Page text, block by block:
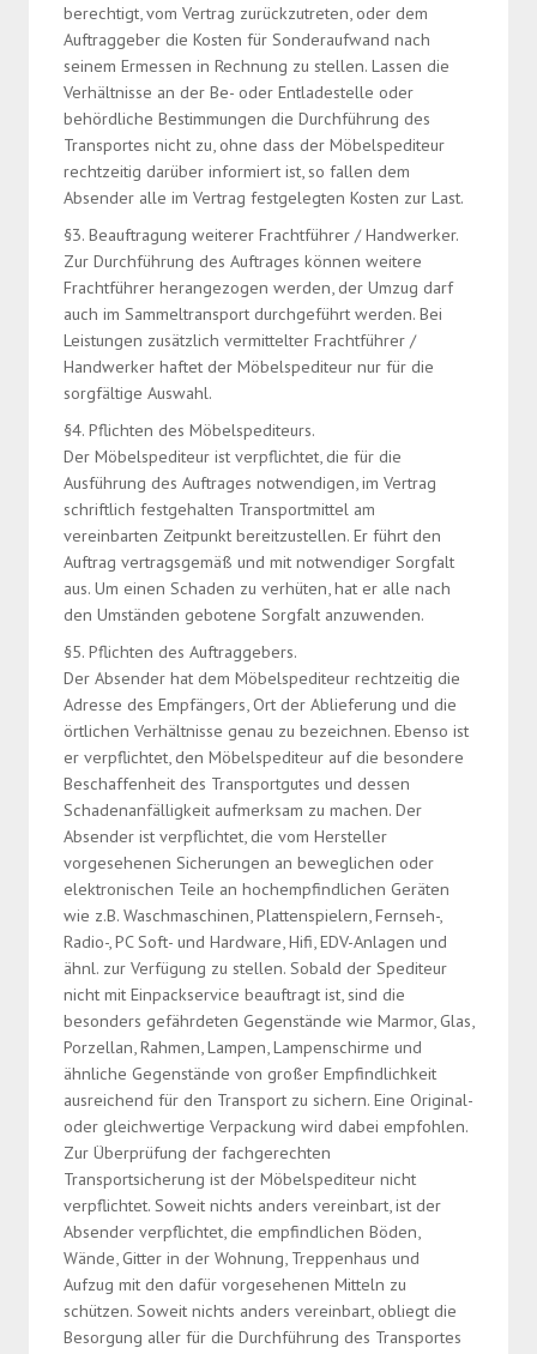
berechtigt, vom Vertrag zurückzutreten, oder dem
Auftraggeber die Kosten für Sonderaufwand nach
seinem Ermessen in Rechnung zu stellen. Lassen die
Verhältnisse an der Be- oder Entladestelle oder
behördliche Bestimmungen die Durchführung des
Transportes nicht zu, ohne dass der Möbelspediteur
rechtzeitig darüber informiert ist, so fallen dem
Absender alle im Vertrag festgelegten Kosten zur Last.
§3. Beauftragung weiterer Frachtführer / Handwerker.
Zur Durchführung des Auftrages können weitere
Frachtführer herangezogen werden, der Umzug darf
auch im Sammeltransport durchgeführt werden. Bei
Leistungen zusätzlich vermittelter Frachtführer /
Handwerker haftet der Möbelspediteur nur für die
sorgfältige Auswahl.
§4. Pflichten des Möbelspediteurs.
Der Möbelspediteur ist verpflichtet, die für die
Ausführung des Auftrages notwendigen, im Vertrag
schriftlich festgehalten Transportmittel am
vereinbarten Zeitpunkt bereitzustellen. Er führt den
Auftrag vertragsgemäß und mit notwendiger Sorgfalt
aus. Um einen Schaden zu verhüten, hat er alle nach
den Umständen gebotene Sorgfalt anzuwenden.
§5. Pflichten des Auftraggebers.
Der Absender hat dem Möbelspediteur rechtzeitig die
Adresse des Empfängers, Ort der Ablieferung und die
örtlichen Verhältnisse genau zu bezeichnen. Ebenso ist
er verpflichtet, den Möbelspediteur auf die besondere
Beschaffenheit des Transportgutes und dessen
Schadenanfälligkeit aufmerksam zu machen. Der
Absender ist verpflichtet, die vom Hersteller
vorgesehenen Sicherungen an beweglichen oder
elektronischen Teile an hochempfindlichen Geräten
wie z.B. Waschmaschinen, Plattenspielern, Fernseh-,
Radio-, PC Soft- und Hardware, Hifi, EDV-Anlagen und
ähnl. zur Verfügung zu stellen. Sobald der Spediteur
nicht mit Einpackservice beauftragt ist, sind die
besonders gefährdeten Gegenstände wie Marmor, Glas,
Porzellan, Rahmen, Lampen, Lampenschirme und
ähnliche Gegenstände von großer Empfindlichkeit
ausreichend für den Transport zu sichern. Eine Original-
oder gleichwertige Verpackung wird dabei empfohlen.
Zur Überprüfung der fachgerechten
Transportsicherung ist der Möbelspediteur nicht
verpflichtet. Soweit nichts anders vereinbart, ist der
Absender verpflichtet, die empfindlichen Böden,
Wände, Gitter in der Wohnung, Treppenhaus und
Aufzug mit den dafür vorgesehenen Mitteln zu
schützen. Soweit nichts anders vereinbart, obliegt die
Besorgung aller für die Durchführung des Transportes